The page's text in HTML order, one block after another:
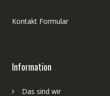
Kontakt Formular
Information
Das sind wir